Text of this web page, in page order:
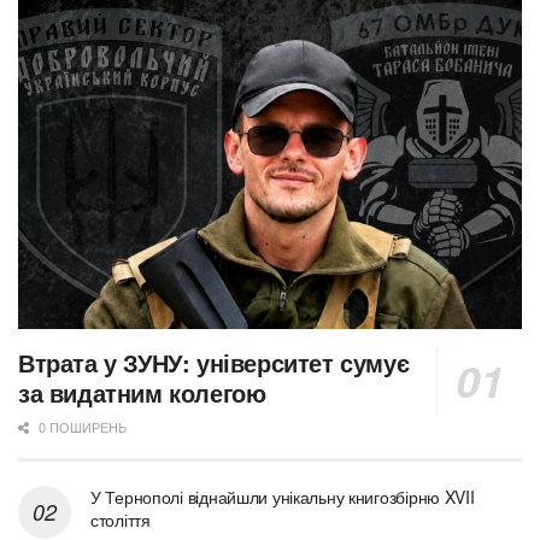
Втрата у ЗУНУ: університет сумує
за видатним колегою
0 ПОШИРЕНЬ
У Тернополі віднайшли унікальну книгозбірню XVII
століття